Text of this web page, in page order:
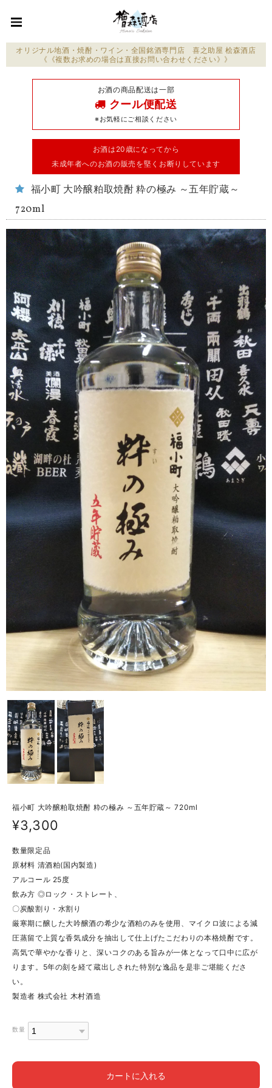
オリジナル地酒・焼酎・ワイン・全国銘酒専門店 喜之助屋 桧森酒店
《《複数お求めの場合は直接お問い合わせください》》
お酒の商品配送は一部
クール便配送
※お気軽にご相談ください
お酒は20歳になってから
未成年者へのお酒の販売を堅くお断りしています
福小町 大吟醸粕取焼酎 粋の極み ～五年貯蔵～
720ml
福小町 大吟醸粕取焼酎 粋の極み ～五年貯蔵～ 720ml
¥3,300
数量限定品
原材料 清酒粕(国内製造)
アルコール 25度
飲み方 ◎ロック・ストレート、
〇炭酸割り・水割り
厳寒期に醸した大吟醸酒の希少な酒粕のみを使用、マイクロ波による減
圧蒸留で上質な香気成分を抽出して仕上げたこだわりの本格焼酎です。
高気で華やかな香りと、深いコクのある旨みが一体となって口中に広が
ります。5年の刻を経て蔵出しされた特別な逸品を是非ご堪能くださ
い。
製造者 株式会社 木村酒造
数量
カートに入れる